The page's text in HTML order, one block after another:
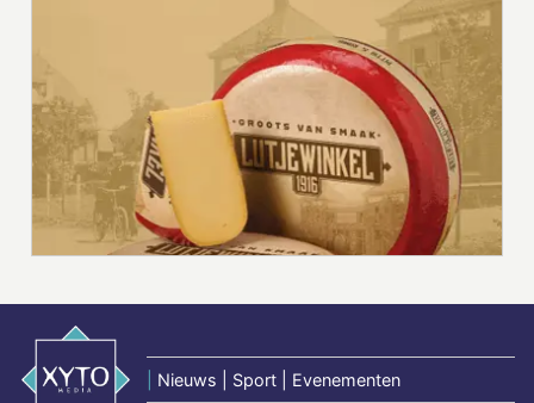
Nieuws | Sport | Evenementen